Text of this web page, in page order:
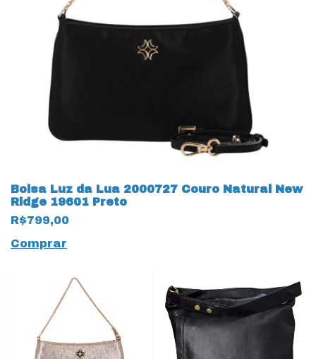
Bolsa Luz da Lua 2000727 Couro Natural New
Ridge 19601 Preto
R$799,00
Comprar